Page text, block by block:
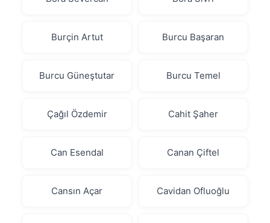
Burçin Artut Burcu Başaran
Burcu Güneştutar Burcu Temel
Çağıl Özdemir Cahit Şaher
Can Esendal Canan Çiftel
Cansın Açar Cavidan Ofluoğlu